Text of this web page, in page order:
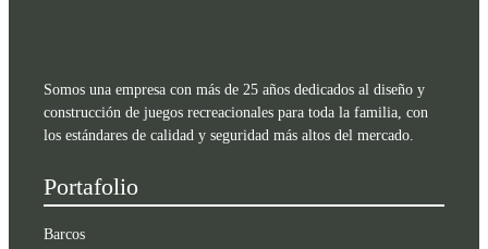
Somos una empresa con más de 25 años dedicados al diseño y
construcción de juegos recreacionales para toda la familia, con
los estándares de calidad y seguridad más altos del mercado.
Portafolio
Barcos